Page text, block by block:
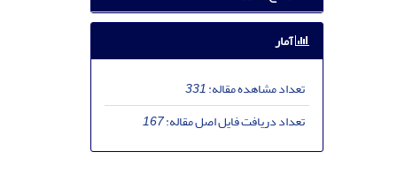
آمار
تعداد مشاهده مقاله:331
تعداد دریافت فایل اصل مقاله:167